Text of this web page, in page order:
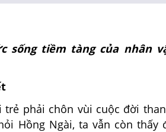
sống tiềm tàng của nhân
phải chôn vùi cuộc đời
Hồng Ngài, ta vẫn còn